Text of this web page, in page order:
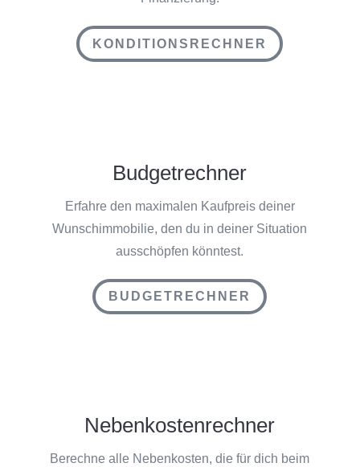
KONDITIONSRECHNER
Budgetrechner
Erfahre den maximalen Kaufpreis deiner
Wunschimmobilie, den du in deiner Situation
ausschöpfen könntest.
BUDGETRECHNER
Nebenkostenrechner
Berechne alle Nebenkosten, die für dich beim